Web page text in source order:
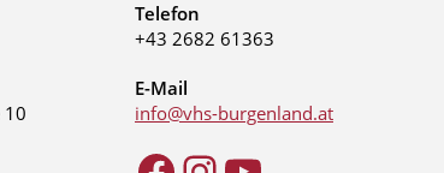
10
Telefon
+43 2682 61363
E-Mail
info@vhs-burgenland.at